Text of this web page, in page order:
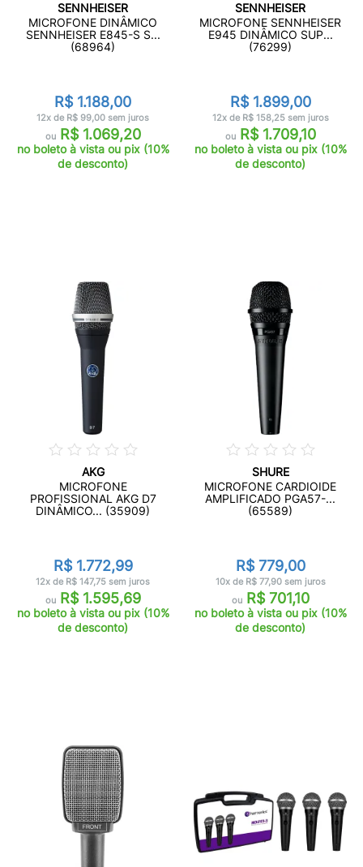
SENNHEISER
MICROFONE DINÂMICO
SENNHEISER E845-S S...
(68964)
R$ 1.188,00
12x de R$ 99,00 sem juros
ouR$ 1.069,20
no boleto à vista ou pix (10%
de desconto)
SENNHEISER
MICROFONE SENNHEISER
E945 DINÂMICO SUP...
(76299)
R$ 1.899,00
12x de R$ 158,25 sem juros
ouR$ 1.709,10
no boleto à vista ou pix (10%
de desconto)
AKG
MICROFONE
PROFISSIONAL AKG D7
DINÂMICO... (35909)
R$ 1.772,99
12x de R$ 147,75 sem juros
ouR$ 1.595,69
no boleto à vista ou pix (10%
de desconto)
SHURE
MICROFONE CARDIOIDE
AMPLIFICADO PGA57-...
(65589)
R$ 779,00
10x de R$ 77,90 sem juros
ouR$ 701,10
no boleto à vista ou pix (10%
de desconto)